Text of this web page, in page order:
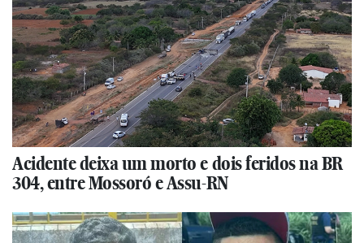
Acidente deixa um morto e dois feridos na BR
304, entre Mossoró e Assu-RN